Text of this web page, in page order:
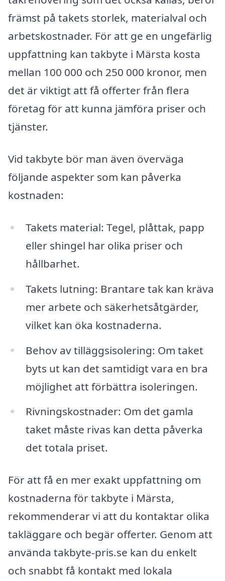
främst på takets storlek, materialval och
arbetskostnader. För att ge en ungefärlig
uppfattning kan takbyte i Märsta kosta
mellan 100 000 och 250 000 kronor, men
det är viktigt att få offerter från flera
företag för att kunna jämföra priser och
tjänster.
Vid takbyte bör man även överväga
följande aspekter som kan påverka
kostnaden:
Takets material: Tegel, plåttak, papp
eller shingel har olika priser och
hållbarhet.
Takets lutning: Brantare tak kan kräva
mer arbete och säkerhetsåtgärder,
vilket kan öka kostnaderna.
Behov av tilläggsisolering: Om taket
byts ut kan det samtidigt vara en bra
möjlighet att förbättra isoleringen.
Rivningskostnader: Om det gamla
taket måste rivas kan detta påverka
det totala priset.
För att få en mer exakt uppfattning om
kostnaderna för takbyte i Märsta,
rekommenderar vi att du kontaktar olika
takläggare och begär offerter. Genom att
använda takbyte-pris.se kan du enkelt
och snabbt få kontakt med lokala